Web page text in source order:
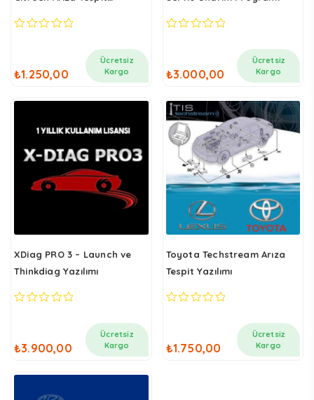
5
₺1.250,00
Ücretsiz
Kargo
5
₺3.000,00
Ücretsiz
Kargo
XDiag PRO 3 – Launch ve
Thinkdiag Yazılımı
5
₺3.900,00
Ücretsiz
Kargo
Toyota Techstream Arıza
Tespit Yazılımı
5
₺1.750,00
Ücretsiz
Kargo